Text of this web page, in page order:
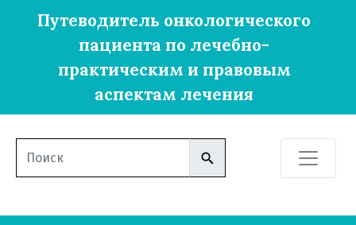
Путеводитель онкологического
пациента по лечебно-
практическим и правовым
аспектам лечения